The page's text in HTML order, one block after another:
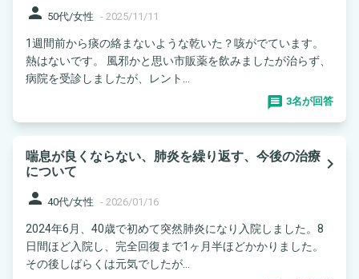
person 50代/女性 - 2025/11/11
1週間前から痰の絡まないような乾いた？咳がでています。
熱はないです。 風邪かと思い市販薬を飲みましたが治らず、
病院を受診しましたが、レント...
3名が回答
喘息が良くならない、肺炎を繰り返す、今後の治療
について
navigate_next
person 40代/女性 - 2026/01/16
2024年6月、40歳で初めて突然肺炎になり入院しました。8
日間ほど入院し、完全回復まで1ヶ月半ほどかかりました。
その後しばらくは元気でしたが...